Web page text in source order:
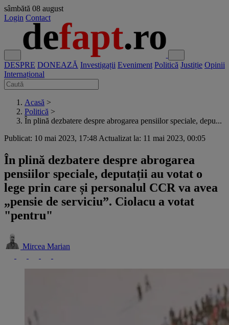
sâmbătă 08 august
Login Contact
DESPRE DONEAZĂ Investigații Eveniment Politică Justiție Opinii
Internațional
Acasă >
Politică >
În plină dezbatere despre abrogarea pensiilor speciale, depu...
Publicat: 10 mai 2023, 17:48 Actualizat la: 11 mai 2023, 00:05
În plină dezbatere despre abrogarea
pensiilor speciale, deputații au votat o
lege prin care și personalul CCR va avea
„pensie de serviciu”. Ciolacu a votat
"pentru"
Mircea Marian